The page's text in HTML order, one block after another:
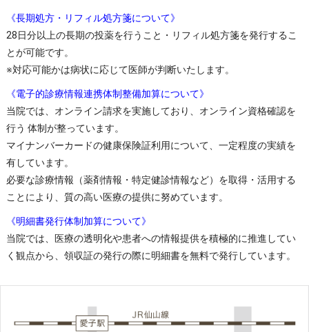
《長期処方・リフィル処方箋について》
28日分以上の長期の投薬を行うこと・リフィル処方箋を発行するこ
とが可能です。
※対応可能かは病状に応じて医師が判断いたします。
《電子的診療情報連携体制整備加算について》
当院では、オンライン請求を実施しており、オンライン資格確認を
行う 体制が整っています。
マイナンバーカードの健康保険証利用について、一定程度の実績を
有しています。
必要な診療情報（薬剤情報・特定健診情報など）を取得・活用する
ことにより、質の高い医療の提供に努めています。
《明細書発行体制加算について》
当院では、医療の透明化や患者への情報提供を積極的に推進してい
く観点から、領収証の発行の際に明細書を無料で発行しています。